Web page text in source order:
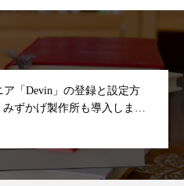
ア「Devin」の登録と設定方
ずかげ製作所も導入しまし